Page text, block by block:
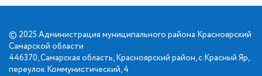
© 2025 Администрация муниципального района Красноярский
Самарской области
446370, Самарская область, Красноярский район, с.Красный Яр,
переулок Коммунистический, 4